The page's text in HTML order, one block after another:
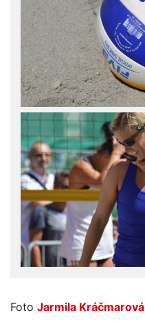
Foto Jarmila Kráčmarová